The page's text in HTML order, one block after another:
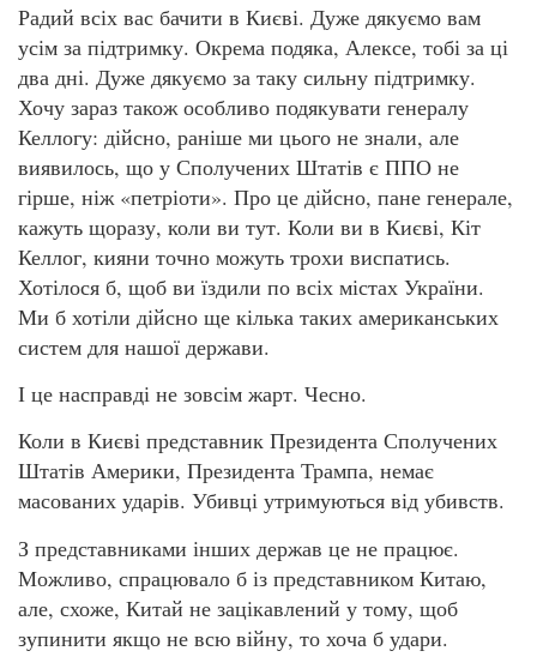
Радий всіх вас бачити в Києві. Дуже дякуємо вам
усім за підтримку. Окрема подяка, Алексе, тобі за ці
два дні. Дуже дякуємо за таку сильну підтримку.
Хочу зараз також особливо подякувати генералу
Келлогу: дійсно, раніше ми цього не знали, але
виявилось, що у Сполучених Штатів є ППО не
гірше, ніж «петріоти». Про це дійсно, пане генерале,
кажуть щоразу, коли ви тут. Коли ви в Києві, Кіт
Келлог, кияни точно можуть трохи виспатись.
Хотілося б, щоб ви їздили по всіх містах України.
Ми б хотіли дійсно ще кілька таких американських
систем для нашої держави.
І це насправді не зовсім жарт. Чесно.
Коли в Києві представник Президента Сполучених
Штатів Америки, Президента Трампа, немає
масованих ударів. Убивці утримуються від убивств.
З представниками інших держав це не працює.
Можливо, спрацювало б із представником Китаю,
але, схоже, Китай не зацікавлений у тому, щоб
зупинити якщо не всю війну, то хоча б удари.